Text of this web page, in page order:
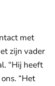
met
zijn vader
“Hij heeft
“Het